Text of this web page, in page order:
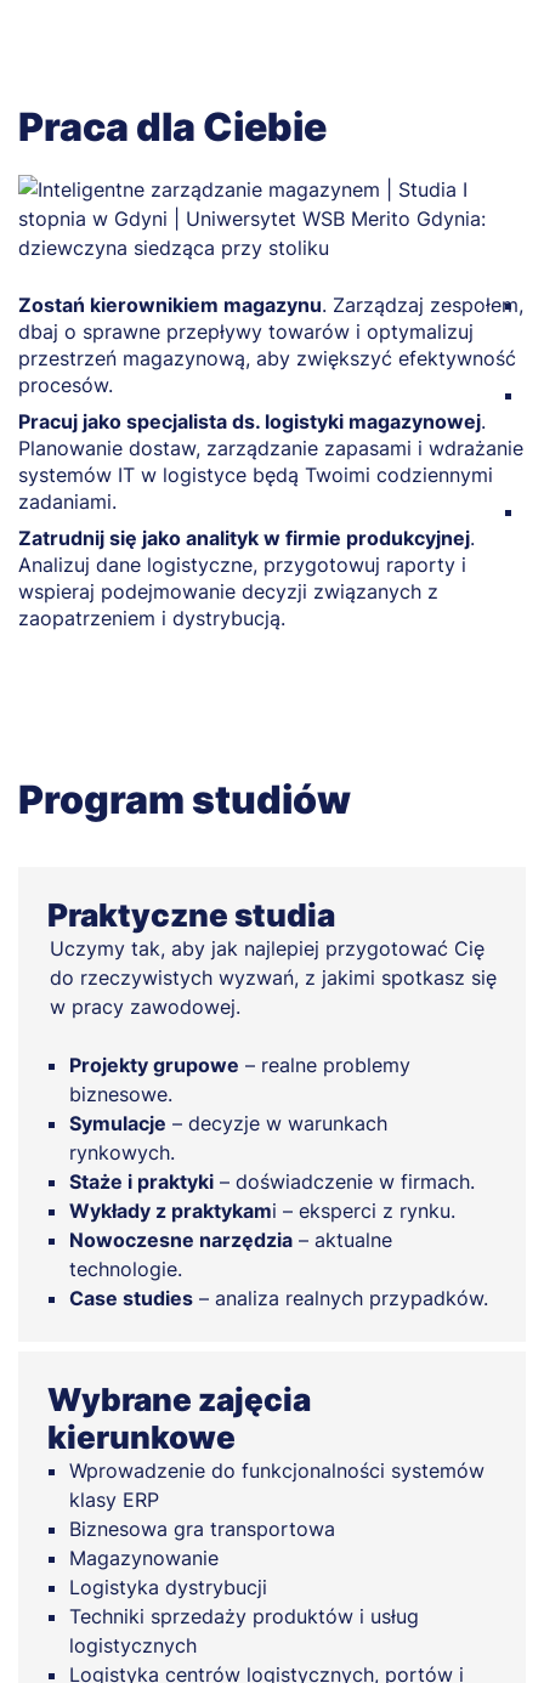
Praca dla Ciebie
Zostań kierownikiem magazynu. Zarządzaj zespołem,
dbaj o sprawne przepływy towarów i optymalizuj
przestrzeń magazynową, aby zwiększyć efektywność
procesów.
Pracuj jako specjalista ds. logistyki magazynowej.
Planowanie dostaw, zarządzanie zapasami i wdrażanie
systemów IT w logistyce będą Twoimi codziennymi
zadaniami.
Zatrudnij się jako analityk w firmie produkcyjnej.
Analizuj dane logistyczne, przygotowuj raporty i
wspieraj podejmowanie decyzji związanych z
zaopatrzeniem i dystrybucją.
Program studiów
Praktyczne studia
Uczymy tak, aby jak najlepiej przygotować Cię
do rzeczywistych wyzwań, z jakimi spotkasz się
w pracy zawodowej.
Projekty grupowe – realne problemy
biznesowe.
Symulacje – decyzje w warunkach
rynkowych.
Staże i praktyki – doświadczenie w firmach.
Wykłady z praktykami – eksperci z rynku.
Nowoczesne narzędzia – aktualne
technologie.
Case studies – analiza realnych przypadków.
Wybrane zajęcia
kierunkowe
Wprowadzenie do funkcjonalności systemów
klasy ERP
Biznesowa gra transportowa
Magazynowanie
Logistyka dystrybucji
Techniki sprzedaży produktów i usług
logistycznych
Logistyka centrów logistycznych, portów i